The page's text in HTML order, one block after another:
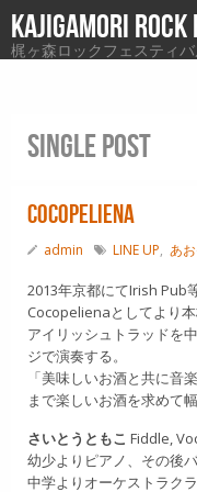
KAJIGAMORI
梶ヶ森ロックフェスティ
Single post
Cocopeliena
admin LINE UP, あ
2013年京都にてIrish Pub
Cocopelienaとしてより本
アイリッシュトラッドを
ジで演奏する。
「美味しいお酒と共に音
まで楽しいお酒を求めて
さいとうともこ Fiddle,
幼少よりピアノ、その後
中学よりオーケストラクラ